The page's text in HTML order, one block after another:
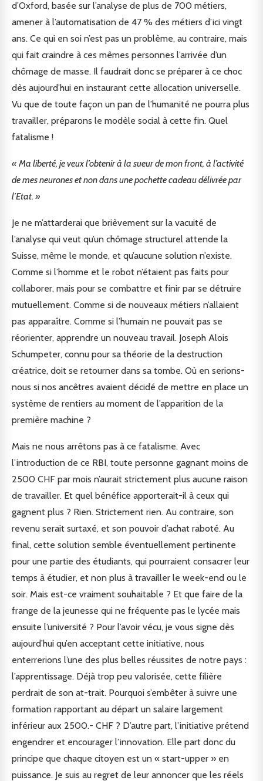
d’Oxford, basée sur l’analyse de plus de 700 métiers,
amener à l’automatisation de 47 % des métiers d’ici vingt
ans. Ce qui en soi n’est pas un problème, au contraire, mais
qui fait craindre à ces mêmes personnes l’arrivée d’un
chômage de masse. Il faudrait donc se préparer à ce choc
dès aujourd’hui en instaurant cette allocation universelle.
Vu que de toute façon un pan de l’humanité ne pourra plus
travailler, préparons le modèle social à cette fin. Quel
fatalisme !
« Ma liberté, je veux l’obtenir à la sueur de mon front, à l’activité
de mes neurones et non dans une pochette cadeau délivrée par
l’Etat. »
Je ne m’attarderai que brièvement sur la vacuité de
l’analyse qui veut qu’un chômage structurel attende la
Suisse, même le monde, et qu’aucune solution n’existe.
Comme si l’homme et le robot n’étaient pas faits pour
collaborer, mais pour se combattre et finir par se détruire
mutuellement. Comme si de nouveaux métiers n’allaient
pas apparaître. Comme si l’humain ne pouvait pas se
réorienter, apprendre un nouveau travail. Joseph Alois
Schumpeter, connu pour sa théorie de la destruction
créatrice, doit se retourner dans sa tombe. Où en serions-
nous si nos ancêtres avaient décidé de mettre en place un
système de rentiers au moment de l’apparition de la
première machine ?
Mais ne nous arrêtons pas à ce fatalisme. Avec
l’introduction de ce RBI, toute personne gagnant moins de
2500 CHF par mois n’aurait strictement plus aucune raison
de travailler. Et quel bénéfice apporterait-il à ceux qui
gagnent plus ? Rien. Strictement rien. Au contraire, son
revenu serait surtaxé, et son pouvoir d’achat raboté. Au
final, cette solution semble éventuellement pertinente
pour une partie des étudiants, qui pourraient consacrer leur
temps à étudier, et non plus à travailler le week-end ou le
soir. Mais est-ce vraiment souhaitable ? Et que faire de la
frange de la jeunesse qui ne fréquente pas le lycée mais
ensuite l’université ? Pour l’avoir vécu, je vous signe dès
aujourd’hui qu’en acceptant cette initiative, nous
enterrerions l’une des plus belles réussites de notre pays :
l’apprentissage. Déjà trop peu valorisée, cette filière
perdrait de son at-trait. Pourquoi s’embêter à suivre une
formation rapportant au départ un salaire largement
inférieur aux 2500.- CHF ? D’autre part, l’initiative prétend
engendrer et encourager l’innovation. Elle part donc du
principe que chaque citoyen est un « start-upper » en
puissance. Je suis au regret de leur annoncer que les réels